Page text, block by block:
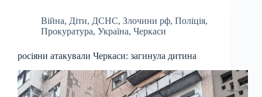
Війна, Діти, ДСНС, Злочини рф, Поліція,
Прокуратура, Україна, Черкаси
росіяни атакували Черкаси: загинула дитина